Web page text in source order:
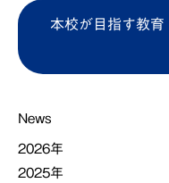
本校が目指す教
News
2026年
2025年